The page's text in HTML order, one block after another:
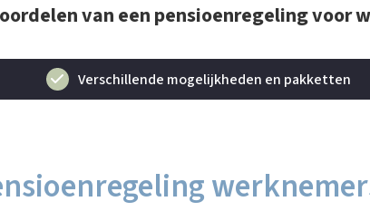
van een pensioenregeling voor
Verschillende mogelijkheden en pakketten